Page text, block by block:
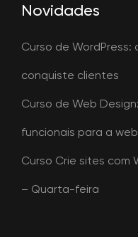
Novidades
Curso de WordPress:
conquiste clientes
Curso de Web
funcionais para a web
Curso Crie sites com
– Quarta-feira